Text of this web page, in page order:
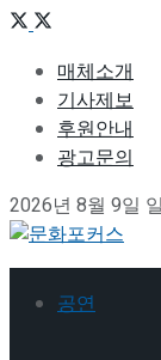
매체소개
기사제보
후원안내
광고문의
2026년 8월 9일
공연